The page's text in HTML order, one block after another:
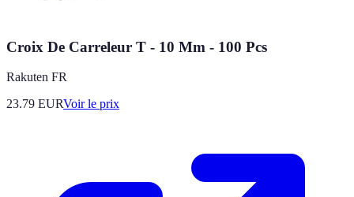
Croix De Carreleur T - 10 Mm - 100 Pcs
Rakuten FR
23.79 EURVoir le prix